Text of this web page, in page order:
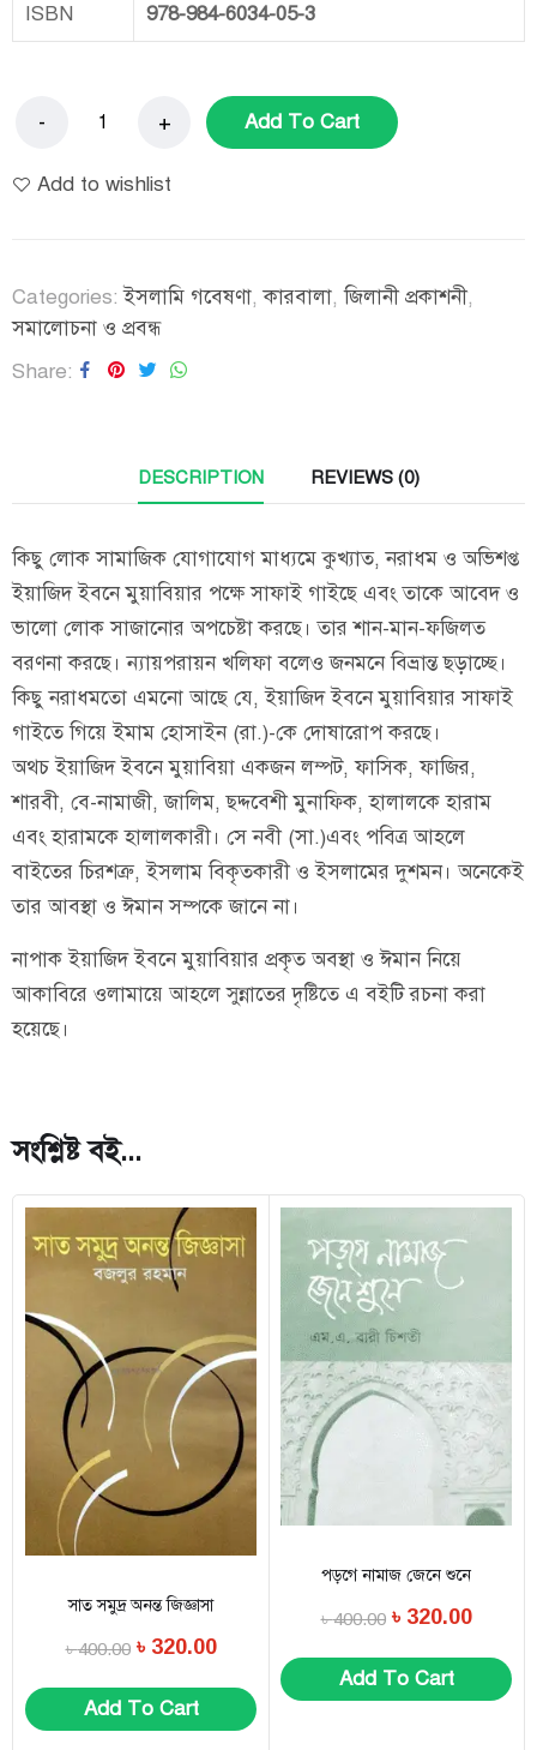
ISBN 978-984-6034-05-3
Add To Cart
Add to wishlist
Categories:ইসলামি গবেষণা,কারবালা,জিলানী প্রকাশনী,
সমালোচনা ও প্রবন্ধ
Share
DESCRIPTION REVIEWS (0)
কিছু লোক সামাজিক যোগাযোগ মাধ্যমে কুখ্যাত, নরাধম ও অভিশপ্ত
ইয়াজিদ ইবনে মুয়াবিয়ার পক্ষে সাফাই গাইছে এবং তাকে আবেদ ও
ভালো লোক সাজানোর অপচেষ্টা করছে। তার শান-মান-ফজিলত
বরণনা করছে। ন্যায়পরায়ন খলিফা বলেও জনমনে বিভ্রান্ত ছড়াচ্ছে।
কিছু নরাধমতো এমনো আছে যে, ইয়াজিদ ইবনে মুয়াবিয়ার সাফাই
গাইতে গিয়ে ইমাম হোসাইন (রা.)-কে দোষারোপ করছে।
অথচ ইয়াজিদ ইবনে মুয়াবিয়া একজন লম্পট, ফাসিক, ফাজির,
শারবী, বে-নামাজী, জালিম, ছদ্দবেশী মুনাফিক, হালালকে হারাম
এবং হারামকে হালালকারী। সে নবী (সা.)এবং পবিত্র আহলে
বাইতের চিরশত্রু, ইসলাম বিকৃতকারী ও ইসলামের দুশমন। অনেকেই
তার আবস্থা ও ঈমান সম্পকে জানে না।
নাপাক ইয়াজিদ ইবনে মুয়াবিয়ার প্রকৃত অবস্থা ও ঈমান নিয়ে
আকাবিরে ওলামায়ে আহলে সুন্নাতের দৃষ্টিতে এ বইটি রচনা করা
হয়েছে।
সংশ্লিষ্ট বই...
সাত সমুদ্র অনন্ত জিজ্ঞাসা
৳400.00 ৳ 320.00
Add To Cart
পড়গে নামাজ জেনে শুনে
৳400.00 ৳ 320.00
Add To Cart